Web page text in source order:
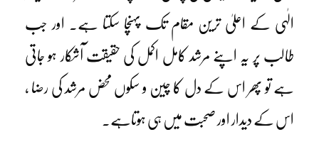
الٰہی کے اعلیٰ ترین مقام تک پہنچا سکتا ہے۔ اور جب
طالب پر یہ اپنے مرشد کامل اکمل کی حقیقت آشکار ہو جاتی
ہے تو پھر اس کے دل کا چین و سکوں محض مرشد کی رضا ،
اس کے دیدار اور صحبت میں ہی ہوتاہے۔